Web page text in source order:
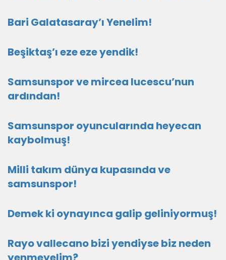
Bari Galatasaray’ı Yenelim!
Beşiktaş’ı eze eze yendik!
Samsunspor ve mircea lucescu’nun
ardından!
Samsunspor oyuncularında heyecan
kaybolmuş!
Milli takım dünya kupasında ve
samsunspor!
Demek ki oynayınca galip geliniyormuş!
Rayo vallecano bizi yendiyse biz neden